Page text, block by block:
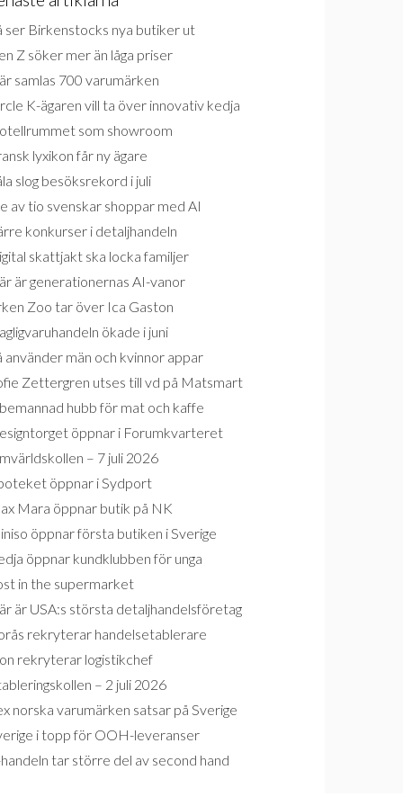
ser Birkenstocks nya butiker ut
Z söker mer än låga priser
samlas 700 varumärken
K-ägaren vill ta över innovativ kedja
som showroom
lyxikon får ny ägare
slog besöksrekord i juli
av tio svenskar shoppar med AI
konkurser i detaljhandeln
skattjakt ska locka familjer
är generationernas AI-vanor
Zoo tar över Ica Gaston
ökade i juni
använder män och kvinnor appar
Zettergren utses till vd på Matsmart
hubb för mat och kaffe
öppnar i Forumkvarteret
– 7 juli 2026
öppnar i Sydport
Mara öppnar butik på NK
öppnar första butiken i Sverige
öppnar kundklubben för unga
in the supermarket
är USA:s största detaljhandelsföretag
rekryterar handelsetablerare
rekryterar logistikchef
– 2 juli 2026
norska varumärken satsar på Sverige
i topp för OOH-leveranser
tar större del av second hand